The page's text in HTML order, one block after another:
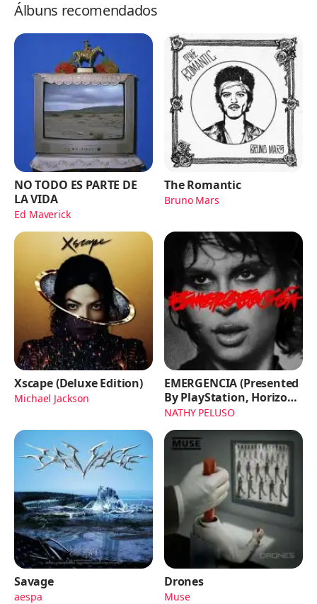
Álbuns recomendados
NO TODO ES PARTE DE
LA VIDA
Ed Maverick
The Romantic
Bruno Mars
Xscape (Deluxe Edition)
Michael Jackson
EMERGENCIA (Presented
By PlayStation, Horizon
Forbidden West)
NATHY PELUSO
Savage
aespa
Drones
Muse